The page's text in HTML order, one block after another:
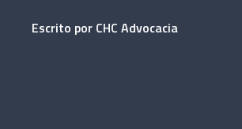
Escrito por CHC Advocacia